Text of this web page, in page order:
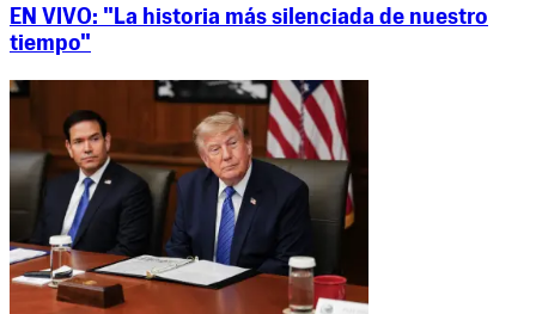
EN VIVO: "La historia más silenciada de nuestro
tiempo"